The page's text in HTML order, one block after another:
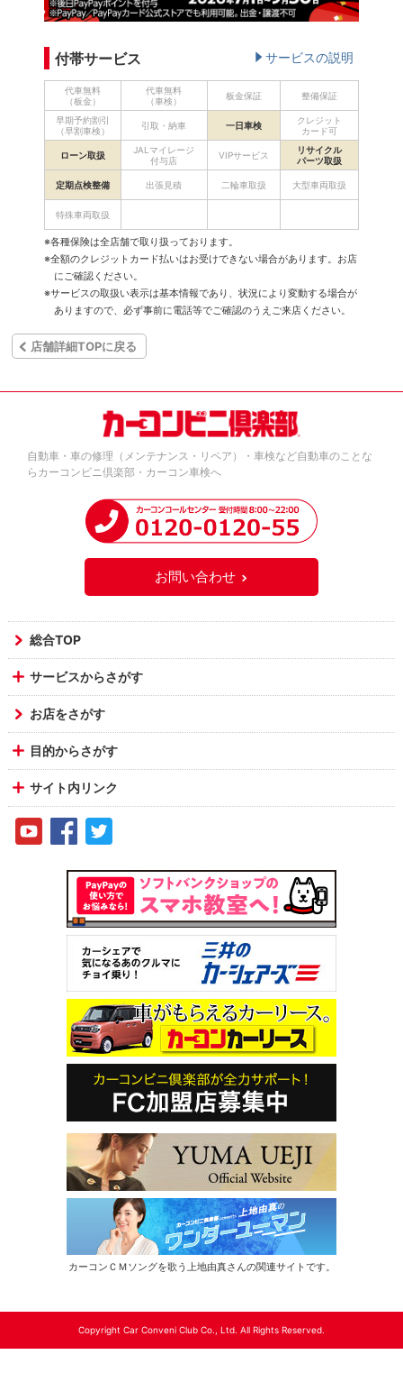
付帯サービス サービスの説明
代車無料
（板金）
代車無料
（車検）
板金保証 整備保証
早期予約割引
（早割車検）
引取・納車 一日車検
クレジット
カード可
ローン取扱
JALマイレージ
付与店
VIPサービス
リサイクル
パーツ取扱
定期点検整備 出張見積 二輪車取扱 大型車両取扱
特殊車両取扱
※各種保険は全店舗で取り扱っております。
※全額のクレジットカード払いはお受けできない場合があります。お店
にご確認ください。
※サービスの取扱い表示は基本情報であり、状況により変動する場合が
ありますので、必ず事前に電話等でご確認のうえご来店ください。
店舗詳細TOPに戻る
自動車・車の修理（メンテナンス・リペア）・車検など自動車のことな
らカーコンビニ倶楽部・カーコン車検へ
お問い合わせ
総合TOP
サービスからさがす
お店をさがす
目的からさがす
サイト内リンク
カーコンＣＭソングを歌う上地由真さんの関連サイトです。
Copyright Car Conveni Club Co., Ltd. All Rights Reserved.